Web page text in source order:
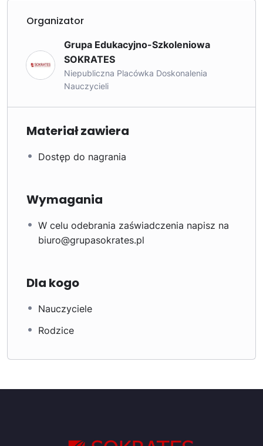
Organizator
Grupa Edukacyjno-Szkoleniowa
SOKRATES
Niepubliczna Placówka Doskonalenia
Nauczycieli
Materiał zawiera
Dostęp do nagrania
Wymagania
W celu odebrania zaświadczenia napisz na
biuro@grupasokrates.pl
Dla kogo
Nauczyciele
Rodzice